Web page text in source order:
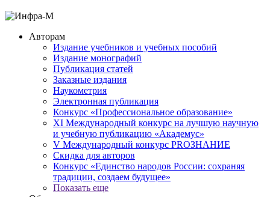
Авторам
Издание учебников и учебных пособий
Издание монографий
Публикация статей
Заказные издания
Наукометрия
Электронная публикация
Конкурс «Профессиональное образование»
XI Международный конкурс на лучшую научную
и учебную публикацию «Академус»
V Международный конкурс PROЗНАНИЕ
Скидка для авторов
Конкурс «Единство народов России: сохраняя
традиции, создаем будущее»
Показать еще